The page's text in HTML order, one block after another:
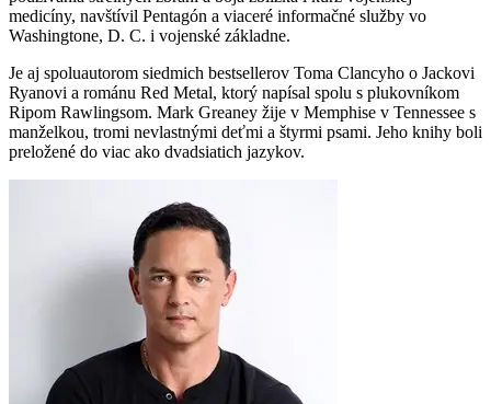
medicíny, navštívil Pentagón a viaceré informačné služby vo
Washingtone, D. C. i vojenské základne.
Je aj spoluautorom siedmich bestsellerov Toma Clancyho o Jackovi
Ryanovi a románu Red Metal, ktorý napísal spolu s plukovníkom
Ripom Rawlingsom. Mark Greaney žije v Memphise v Tennessee s
manželkou, tromi nevlastnými deťmi a štyrmi psami. Jeho knihy boli
preložené do viac ako dvadsiatich jazykov.